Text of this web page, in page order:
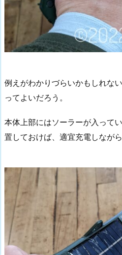
例えがわかりづらいかもしれな
ってよいだろう。
本体上部にはソーラーが入って
置しておけば、適宜充電しなが